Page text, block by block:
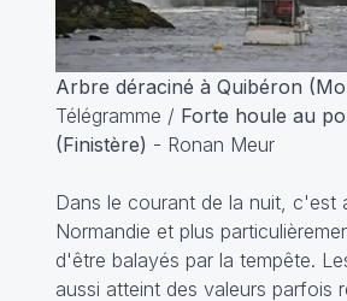
Arbre déraciné à Quibéron
Télégramme / Forte houle au
(Finistère) - Ronan Meur
Dans le courant de la nuit, c'est
Normandie et plus
d'être balayés par la tempête.
aussi atteint des valeurs parfois